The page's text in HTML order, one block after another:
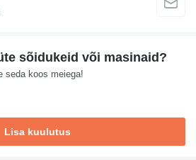
sõidukeid või masinaid?
seda koos meiega!
Lisa kuulutus